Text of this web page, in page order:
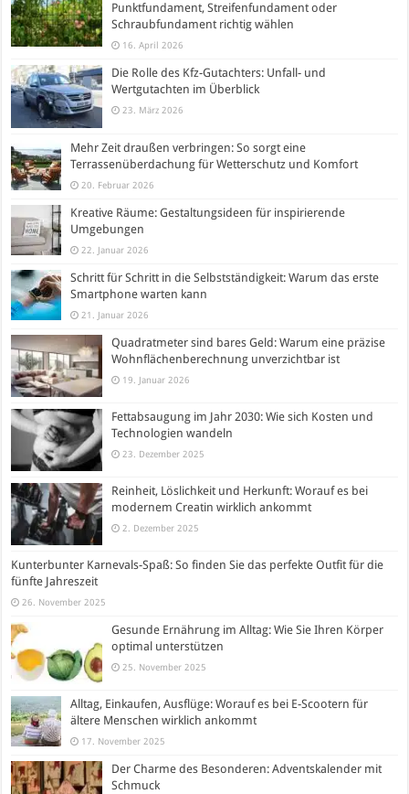
Punktfundament, Streifenfundament oder
Schraubfundament richtig wählen
16. April 2026
Die Rolle des Kfz-Gutachters: Unfall- und
Wertgutachten im Überblick
23. März 2026
Mehr Zeit draußen verbringen: So sorgt eine
Terrassenüberdachung für Wetterschutz und Komfort
20. Februar 2026
Kreative Räume: Gestaltungsideen für inspirierende
Umgebungen
22. Januar 2026
Schritt für Schritt in die Selbstständigkeit: Warum das erste
Smartphone warten kann
21. Januar 2026
Quadratmeter sind bares Geld: Warum eine präzise
Wohnflächenberechnung unverzichtbar ist
19. Januar 2026
Fettabsaugung im Jahr 2030: Wie sich Kosten und
Technologien wandeln
23. Dezember 2025
Reinheit, Löslichkeit und Herkunft: Worauf es bei
modernem Creatin wirklich ankommt
2. Dezember 2025
Kunterbunter Karnevals-Spaß: So finden Sie das perfekte Outfit für die
fünfte Jahreszeit
26. November 2025
Gesunde Ernährung im Alltag: Wie Sie Ihren Körper
optimal unterstützen
25. November 2025
Alltag, Einkaufen, Ausflüge: Worauf es bei E-Scootern für
ältere Menschen wirklich ankommt
17. November 2025
Der Charme des Besonderen: Adventskalender mit
Schmuck